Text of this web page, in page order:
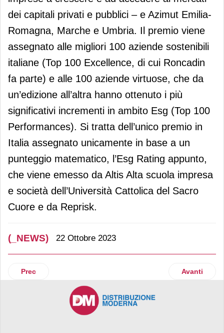
dei capitali privati e pubblici – e Azimut Emilia-
Romagna, Marche e Umbria. Il premio viene
assegnato alle migliori 100 aziende sostenibili
italiane (Top 100 Excellence, di cui Roncadin
fa parte) e alle 100 aziende virtuose, che da
un’edizione all’altra hanno ottenuto i più
significativi incrementi in ambito Esg (Top 100
Performances). Si tratta dell’unico premio in
Italia assegnato unicamente in base a un
punteggio matematico, l’Esg Rating appunto,
che viene emesso da Altis Alta scuola impresa
e società dell’Università Cattolica del Sacro
Cuore e da Reprisk.
(_NEWS) 22 Ottobre 2023
Articolo precedente: Acquisti online: il commercio digitale
Prec Articolo
Avanti